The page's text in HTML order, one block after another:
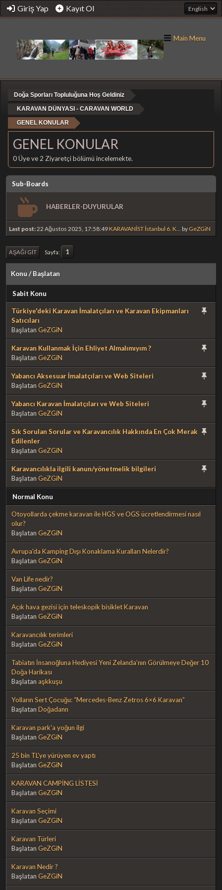
Giriş Yap Kayıt Ol
Main Menu
Doğa Sporları Topluluğuna Hoş Geldiniz
KARAVAN DÜNYASI - CARAVAN WORLD
GENEL KONULAR
GENEL KONULAR
0 Üye ve 2 Ziyaretçi bölümü incelemekte.
Sub-Boards
HABERLER-DUYURULAR
Last post:22 Ağustos 2025, 17:58:49KARAVANİST İstanbul 6. K... by GeZGiN
AŞAĞI GIT Sayfa 1
Konu / Başlatan
Sabit Konu
Türkiye'deki Karavan İmalatçıları ve Karavan Ekipmanları
Satıcıları
Başlatan GeZGiN
Karavan Kullanmak İçin Ehliyet Almalımıyım ?
Başlatan GeZGiN
Yabancı Aksesuar İmalatçıları ve Web Siteleri
Başlatan GeZGiN
Yabancı Karavan İmalatçıları ve Web Siteleri
Başlatan GeZGiN
Sık Sorulan Sorular ve Karavancılık Hakkında En Çok Merak
Edilenler
Başlatan GeZGiN
Karavancılıkla ilgili kanun/yönetmelik bilgileri
Başlatan GeZGiN
Normal Konu
Otoyollarda çekme karavan ile HGS ve OGS ücretlendirmesi nasıl
olur?
Başlatan GeZGiN
Avrupa'da Kamping Dışı Konaklama Kuralları Nelerdir?
Başlatan GeZGiN
Van Life nedir?
Başlatan GeZGiN
Açık hava gezisi için teleskopik bisiklet Karavan
Başlatan GeZGiN
Karavancılık terimleri
Başlatan GeZGiN
Tabiatın İnsanoğluna Hediyesi Yeni Zelanda’nın Görülmeye Değer 10
Doğa Harikası
Başlatan aşkkuşu
Yolların Sert Çocuğu: “Mercedes-Benz Zetros 6×6 Karavan”
Başlatan Doğadann
Karavan park'a yoğun ilgi
Başlatan GeZGiN
25 bin TL'ye yürüyen ev yaptı
Başlatan GeZGiN
KARAVAN CAMPİNG LİSTESİ
Başlatan GeZGiN
Karavan Seçimi
Başlatan GeZGiN
Karavan Türleri
Başlatan GeZGiN
Karavan Nedir ?
Başlatan GeZGiN